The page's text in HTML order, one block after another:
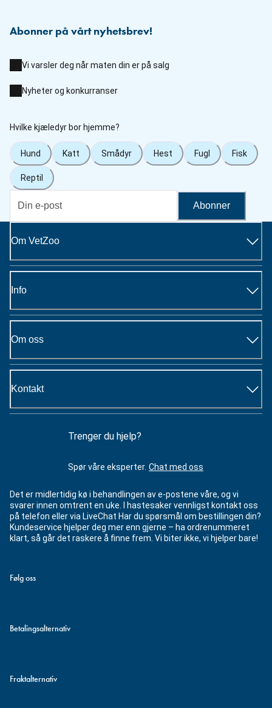
Abonner på vårt nyhetsbrev!
Vi varsler deg når maten din er på salg
Nyheter og konkurranser
Hvilke kjæledyr bor hjemme?
Hund Katt Smådyr Hest Fugl Fisk
Reptil
Abonner
Om VetZoo
Info
Om oss
Kontakt
Trenger du hjelp?
Spør våre eksperter. Chat med oss
Det er midlertidig kø i behandlingen av e-postene våre, og vi
svarer innen omtrent en uke. I hastesaker vennligst kontakt oss
på telefon eller via LiveChat Har du spørsmål om bestillingen din?
Kundeservice hjelper deg mer enn gjerne – ha ordrenummeret
klart, så går det raskere å finne frem. Vi biter ikke, vi hjelper bare!
Følg oss
Betalingsalternativ
Fraktalternativ